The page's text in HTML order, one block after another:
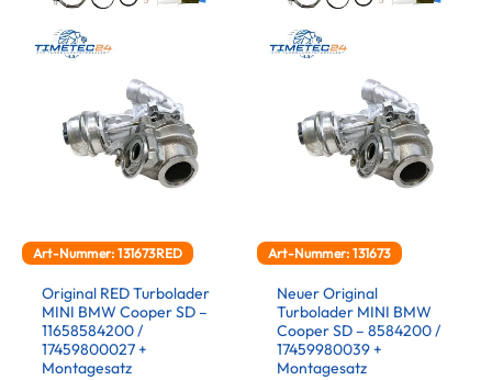
Art-Nummer: 131673RED
Original RED Turbolader
MINI BMW Cooper SD –
11658584200 /
17459800027 +
Montagesatz
Art-Nummer: 131673
Neuer Original
Turbolader MINI BMW
Cooper SD – 8584200 /
17459980039 +
Montagesatz